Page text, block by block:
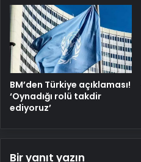
BM’den Türkiye açıklaması!
‘Oynadığı rolü takdir
ediyoruz’
Bir yanıt yazın